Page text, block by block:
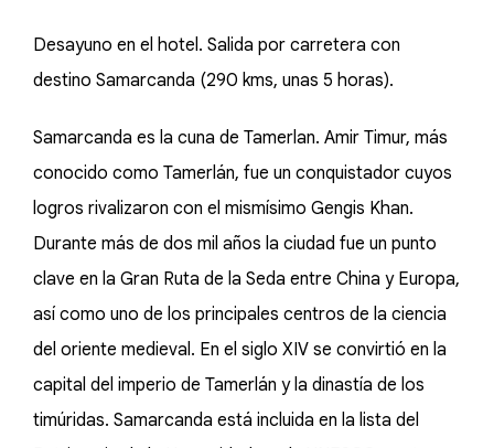
Desayuno en el hotel. Salida por carretera con
destino Samarcanda (290 kms, unas 5 horas).
Samarcanda es la cuna de Tamerlan. Amir Timur, más
conocido como Tamerlán, fue un conquistador cuyos
logros rivalizaron con el mismísimo Gengis Khan.
Durante más de dos mil años la ciudad fue un punto
clave en la Gran Ruta de la Seda entre China y Europa,
así como uno de los principales centros de la ciencia
del oriente medieval. En el siglo XIV se convirtió en la
capital del imperio de Tamerlán y la dinastía de los
timúridas. Samarcanda está incluida en la lista del